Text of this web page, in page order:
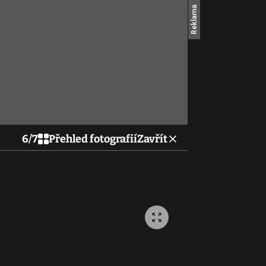
6/7 Přehled fotografiíZavřít